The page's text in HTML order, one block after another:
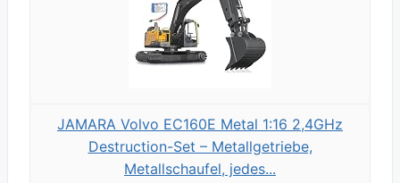
JAMARA Volvo EC160E Metal 1:16 2,4GHz
Destruction-Set – Metallgetriebe,
Metallschaufel, jedes...